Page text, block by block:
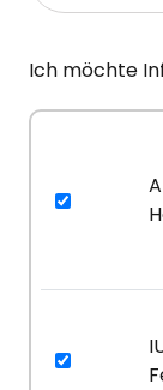
Ich möchte